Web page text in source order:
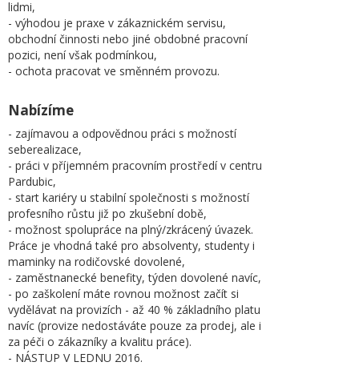
lidmi,
- výhodou je praxe v zákaznickém servisu,
obchodní činnosti nebo jiné obdobné pracovní
pozici, není však podmínkou,
- ochota pracovat ve směnném provozu.
Nabízíme
- zajímavou a odpovědnou práci s možností
seberealizace,
- práci v příjemném pracovním prostředí v centru
Pardubic,
- start kariéry u stabilní společnosti s možností
profesního růstu již po zkušební době,
- možnost spolupráce na plný/zkrácený úvazek.
Práce je vhodná také pro absolventy, studenty i
maminky na rodičovské dovolené,
- zaměstnanecké benefity, týden dovolené navíc,
- po zaškolení máte rovnou možnost začít si
vydělávat na provizích - až 40 % základního platu
navíc (provize nedostáváte pouze za prodej, ale i
za péči o zákazníky a kvalitu práce).
- NÁSTUP V LEDNU 2016.